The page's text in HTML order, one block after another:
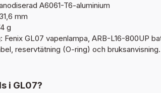
A6061-T6-aluminium
mm
g
Fenix GL07 vapenlampa, ARB-L16-800UP
reservtätning (O-ring) och bruksanvisning.
i GL07?